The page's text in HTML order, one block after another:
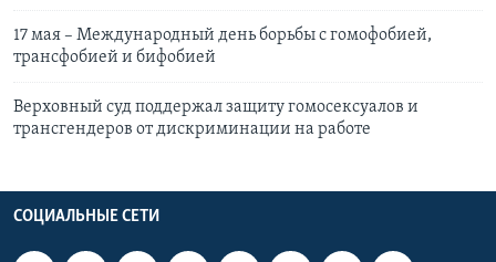
17 мая – Международный день борьбы с гомофобией,
трансфобией и бифобией
Верховный суд поддержал защиту гомосексуалов и
трансгендеров от дискриминации на работе
СОЦИАЛЬНЫЕ СЕТИ